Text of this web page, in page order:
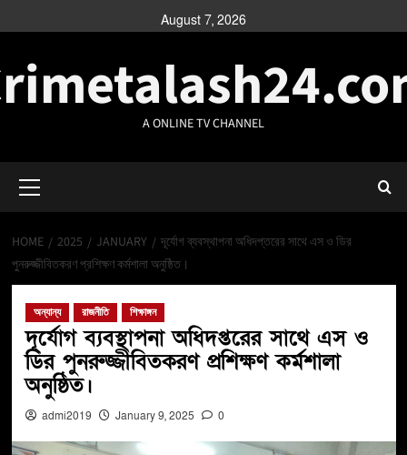
August 7, 2026
A ONLINE TV CHANNEL
HOME 2025 JANUARY
দূর্যোগ ব্যবস্থাপনা অধিদপ্তরের সাথে এস ও ডির
পুনরুজ্জীবিতকরণ প্রশিক্ষণ কর্মশালা অনুষ্ঠিত।
অন্যান্য রাজনীতি শিক্ষাঙ্গন
দূর্যোগ ব্যবস্থাপনা অধিদপ্তরের সাথে এস ও
ডির পুনরুজ্জীবিতকরণ প্রশিক্ষণ কর্মশালা
অনুষ্ঠিত।
admi2019 January 9, 2025 0